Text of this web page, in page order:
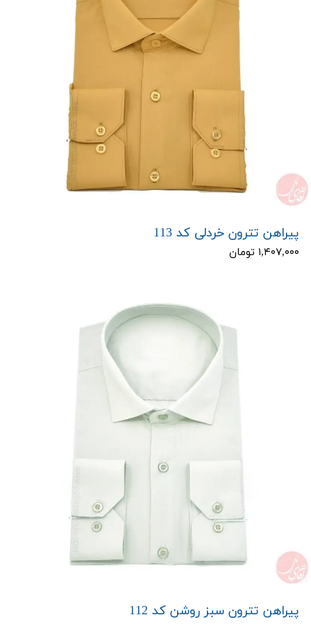
پیراهن تترون خردلی کد 113
۱,۴۰۷,۰۰۰ تومان
پیراهن تترون سبز روشن کد 112